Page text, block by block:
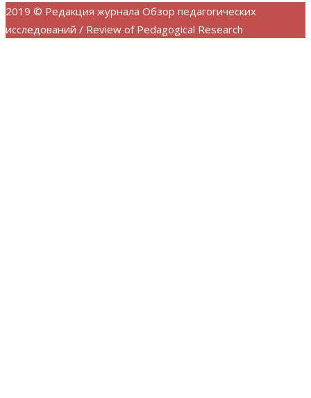
2019 © Редакция журнала Обзор педагогических
исследований / Review of Pedagogical Research